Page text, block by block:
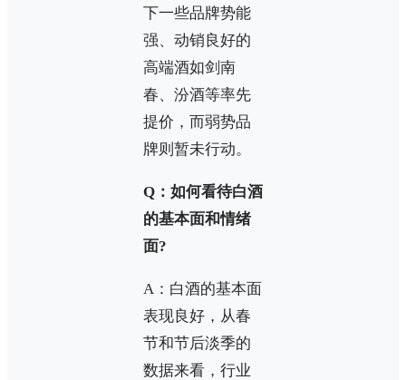
下一些品牌势能
强、动销良好的
高端酒如剑南
春、汾酒等率先
提价，而弱势品
牌则暂未行动。
Q：如何看待白酒
的基本面和情绪
面?
A：白酒的基本面
表现良好，从春
节和节后淡季的
数据来看，行业